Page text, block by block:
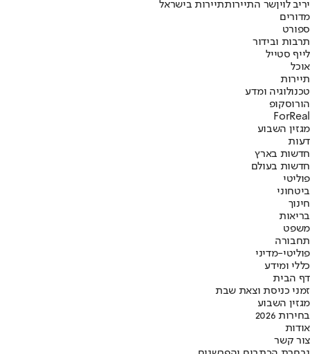
יריב לויןשר התיירותתיירות בישראל
מדורים
ספורט
תרבות ובידור
לייף סטייל
אוכל
תיירות
טכנולוגיה ומדע
הורוסקופ
ForReal
מגזין השבוע
דעות
חדשות בארץ
חדשות בעולם
פוליטי
ביטחוני
חינוך
בריאות
משפט
תחבורה
פוליטי-מדיני
כללי ומידע
דף הבית
זמני כניסת וצאת שבת
מגזין השבוע
בחירות 2026
אודות
צור קשר